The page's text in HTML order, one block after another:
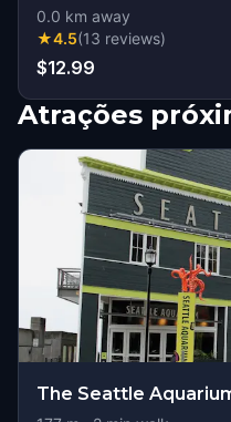
0.0 km away
★4.5(13 reviews)
$12.99
Atrações
The Seattle